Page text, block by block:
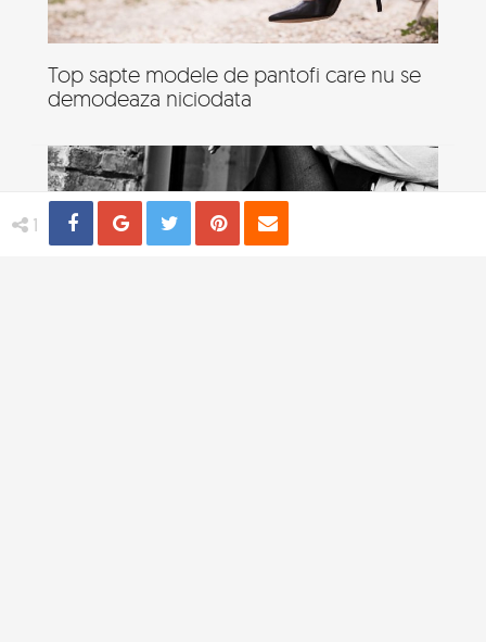
1 Share Distribuie
Tweet Pin
Top sapte modele de pantofi care nu se
demodeaza niciodata